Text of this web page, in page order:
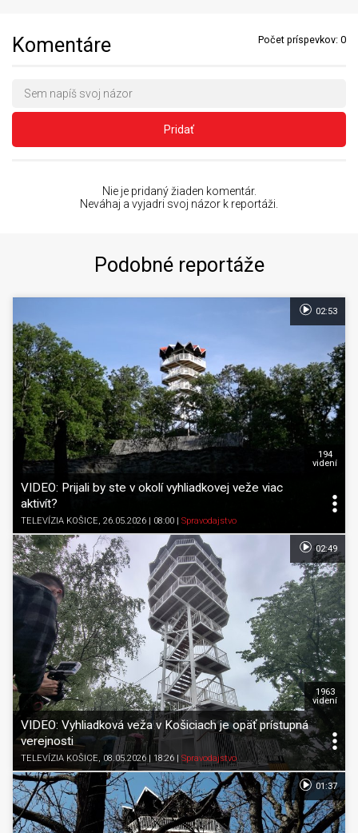
Komentáre Počet príspevkov: 0
Pridať
Nie je pridaný žiaden komentár.
Neváhaj a vyjadri svoj názor k reportáži.
Podobné reportáže
VIDEO: Prijali by ste v okolí vyhliadkovej veže viac
aktivít?
TELEVÍZIA KOŠICE, 26.05.2026 | 08:00 Spravodajstvo
194
videní
02:53
VIDEO: Vyhliadková veža v Košiciach je opäť prístupná
verejnosti
TELEVÍZIA KOŠICE, 08.05.2026 | 18:26 Spravodajstvo
1963
videní
02:49
01:37